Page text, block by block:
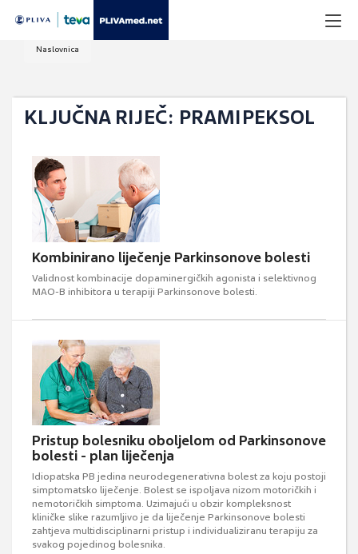
Naslovnica
KLJUČNA RIJEČ: PRAMIPEKSOL
Kombinirano liječenje Parkinsonove bolesti
Validnost kombinacije dopaminergičkih agonista i selektivnog
MAO-B inhibitora u terapiji Parkinsonove bolesti.
Pristup bolesniku oboljelom od Parkinsonove
bolesti - plan liječenja
Idiopatska PB jedina neurodegenerativna bolest za koju postoji
simptomatsko liječenje. Bolest se ispoljava nizom motoričkih i
nemotoričkih simptoma. Uzimajući u obzir kompleksnost
kliničke slike razumljivo je da liječenje Parkinsonove bolesti
zahtjeva multidisciplinarni pristup i individualiziranu terapiju za
svakog pojedinog bolesnika.